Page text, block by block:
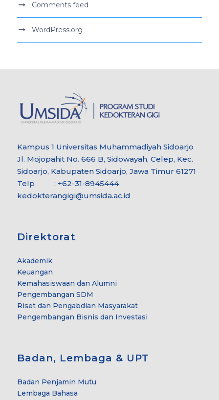
Comments feed
WordPress.org
Kampus 1 Universitas Muhammadiyah Sidoarjo
Jl. Mojopahit No. 666 B, Sidowayah, Celep, Kec.
Sidoarjo, Kabupaten Sidoarjo, Jawa Timur 61271
Telp : +62-31-8945444
kedokterangigi@umsida.ac.id
Direktorat
Akademik
Keuangan
Kemahasiswaan dan Alumni
Pengembangan SDM
Riset dan Pengabdian Masyarakat
Pengembangan Bisnis dan Investasi
Badan, Lembaga & UPT
Badan Penjamin Mutu
Lembaga Bahasa